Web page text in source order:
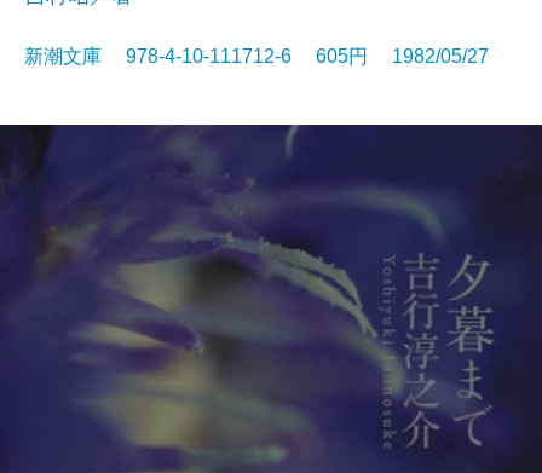
新潮文庫 978-4-10-111712-6 605円 1982/05/27